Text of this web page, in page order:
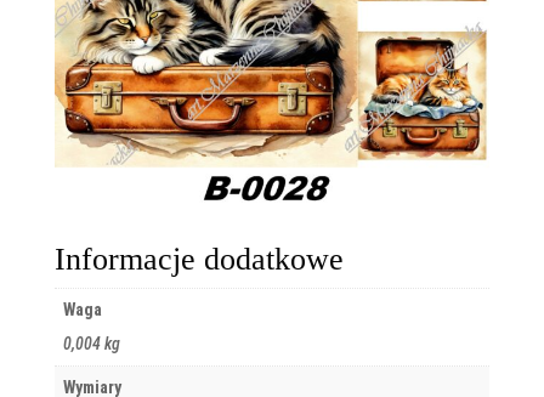
Informacje dodatkowe
Waga
0,004 kg
Wymiary